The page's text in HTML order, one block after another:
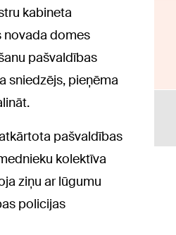
kabineta
novada domes
pašvaldības
sniedzējs, pieņēma
pašvaldības
kolektīva
ziņu ar lūgumu
policijas